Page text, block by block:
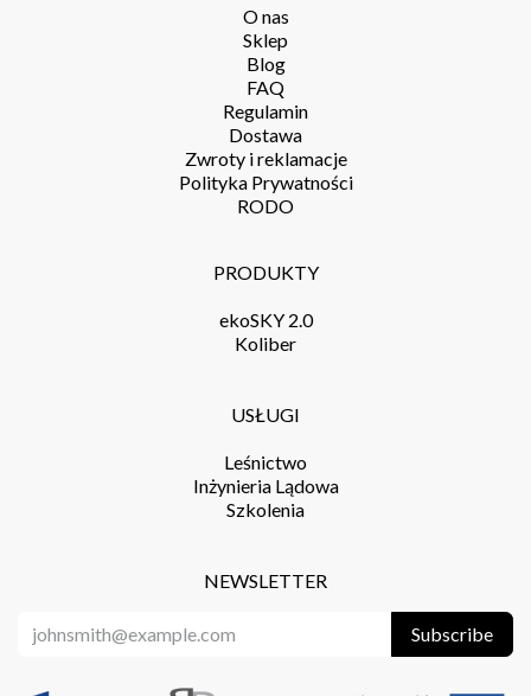
O nas
Sklep
Blog
FAQ
Regulamin
Dostawa
Zwroty i reklamacje
Polityka Prywatności
RODO
NEWSLETTER
Subscribe
PRODUKTY
ekoSKY 2.0
Koliber
USŁUGI
Leśnictwo
Inżynieria Lądowa
Szkolenia